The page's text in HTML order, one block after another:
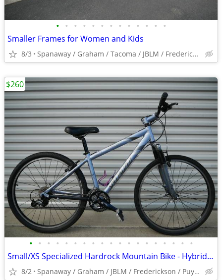
• • • • • • • • • • • • •
Smaller Frames for Women and Kids
8/3 Spanaway / Graham / Tacoma / JBLM / Frederickson / Puyallup
• • • • • • • • • • • • • • • • • • •
Small/XS Specialized Hardrock Mountain Bike - Hybrid - Bicycle
8/2 Spanaway / Graham / JBLM / Frederickson / Puyallup
$260